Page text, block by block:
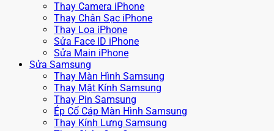
Thay Camera iPhone
Thay Chân Sạc iPhone
Thay Loa iPhone
Sửa Face ID iPhone
Sửa Main iPhone
Sửa Samsung
Thay Màn Hình Samsung
Thay Mặt Kính Samsung
Thay Pin Samsung
Ép Cổ Cáp Màn Hình Samsung
Thay Kính Lưng Samsung